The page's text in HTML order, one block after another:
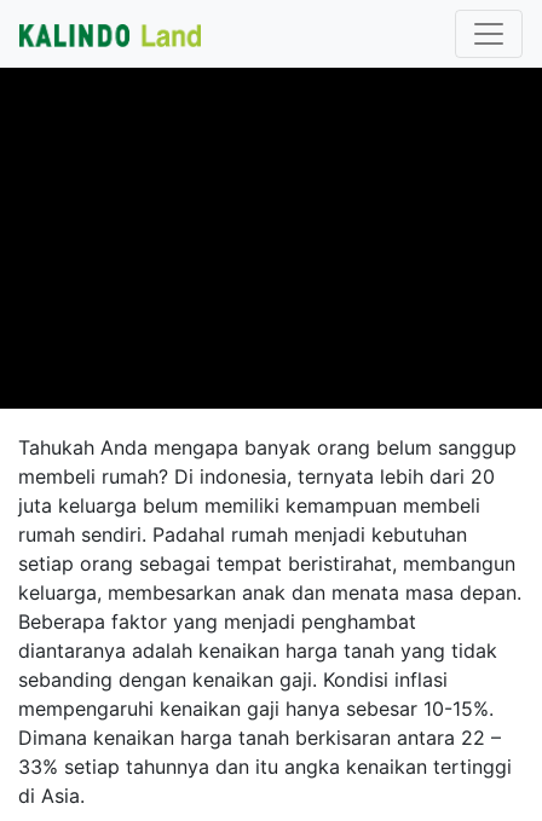
Tahukah Anda mengapa banyak orang belum sanggup
membeli rumah? Di indonesia, ternyata lebih dari 20
juta keluarga belum memiliki kemampuan membeli
rumah sendiri. Padahal rumah menjadi kebutuhan
setiap orang sebagai tempat beristirahat, membangun
keluarga, membesarkan anak dan menata masa depan.
Beberapa faktor yang menjadi penghambat
diantaranya adalah kenaikan harga tanah yang tidak
sebanding dengan kenaikan gaji. Kondisi inflasi
mempengaruhi kenaikan gaji hanya sebesar 10-15%.
Dimana kenaikan harga tanah berkisaran antara 22 –
33% setiap tahunnya dan itu angka kenaikan tertinggi
di Asia.